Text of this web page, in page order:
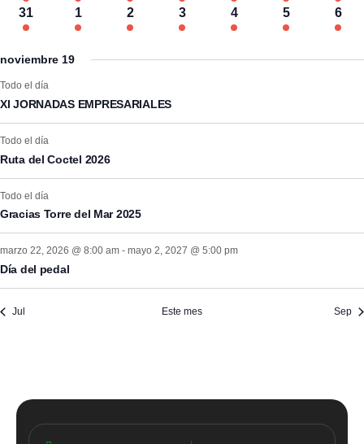
eventos
eventos
eventos
eventos
eventos
eventos
4
eventos
31
4
eventos
1
4
eventos
2
4
eventos
3
4
eventos
4
4
eventos
5
4
6
noviembre 19
Todo el día
XI JORNADAS EMPRESARIALES
Todo el día
Ruta del Coctel 2026
Todo el día
Gracias Torre del Mar 2025
marzo 22, 2026 @ 8:00 am - mayo 2, 2027 @ 5:00 pm
Día del pedal
Jul Este mes Sep